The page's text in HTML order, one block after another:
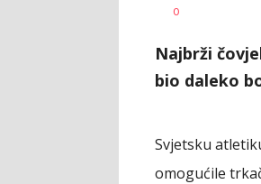
AUTOR
0
Najbrži
bio daleko
Svjetsku
omogućile